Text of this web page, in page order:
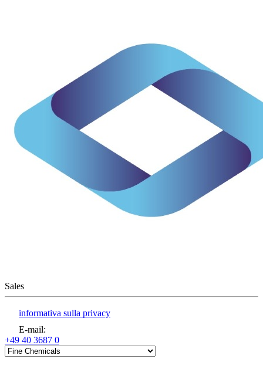
Sales
informativa sulla privacy
E-mail:
+49 40 3687 0